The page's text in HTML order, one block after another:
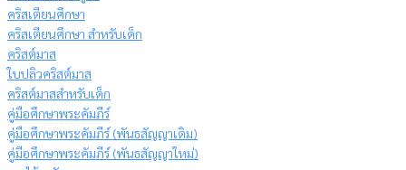
คริสเตียนศึกษา
คริสเตียนศึกษา สำหรับเด็ก
คริสต์มาส
ใบปลิวคริสต์มาส
คริสต์มาสสำหรับเด็ก
คู่มือศึกษาพระคัมภีร์
คู่มือศึกษาพระคัมภีร์ (พันธสัญญาเดิม)
คู่มือศึกษาพระคัมภีร์ (พันธสัญญาใหม่)